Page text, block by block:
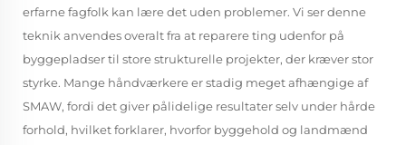
erfarne fagfolk kan lære det uden problemer. Vi ser denne
teknik anvendes overalt fra at reparere ting udenfor på
byggepladser til store strukturelle projekter, der kræver stor
styrke. Mange håndværkere er stadig meget afhængige af
SMAW, fordi det giver pålidelige resultater selv under hårde
forhold, hvilket forklarer, hvorfor byggehold og landmænd